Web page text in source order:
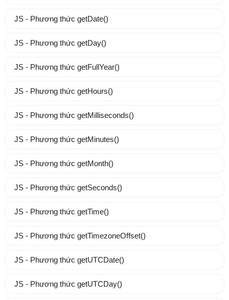
JS - Phương thức getDate()
JS - Phương thức getDay()
JS - Phương thức getFullYear()
JS - Phương thức getHours()
JS - Phương thức getMilliseconds()
JS - Phương thức getMinutes()
JS - Phương thức getMonth()
JS - Phương thức getSeconds()
JS - Phương thức getTime()
JS - Phương thức getTimezoneOffset()
JS - Phương thức getUTCDate()
JS - Phương thức getUTCDay()